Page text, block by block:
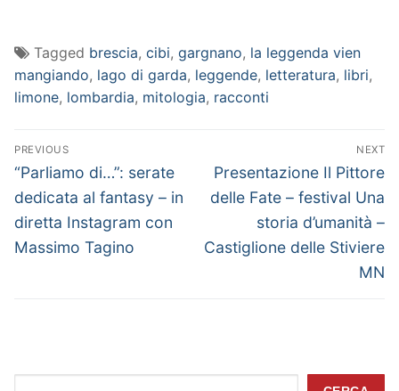
Tagged brescia, cibi, gargnano, la leggenda vien
mangiando, lago di garda, leggende, letteratura, libri,
limone, lombardia, mitologia, racconti
Navigazione
articoli
PREVIOUS
Previous
post:
“Parliamo di…”: serate
dedicata al fantasy – in
diretta Instagram con
Massimo Tagino
NEXT
Next
post:
Presentazione Il Pittore
delle Fate – festival Una
storia d’umanità –
Castiglione delle Stiviere
MN